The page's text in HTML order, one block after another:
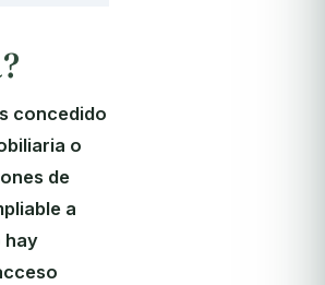
concedido
o
de
a
hay